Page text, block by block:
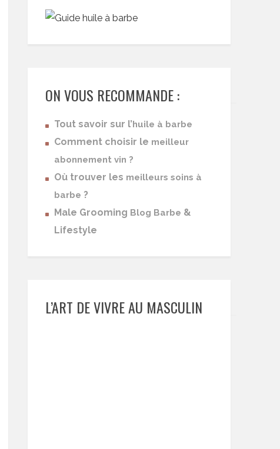
ON VOUS RECOMMANDE :
Tout savoir sur l’huile à barbe
Comment choisir le meilleur
abonnement vin ?
Où trouver les meilleurs soins à
barbe ?
Male Grooming Blog Barbe &
Lifestyle
L’ART DE VIVRE AU MASCULIN